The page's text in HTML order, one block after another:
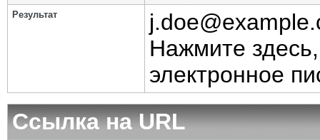
Результат
Нажмите
электронное
Ссылка на URL